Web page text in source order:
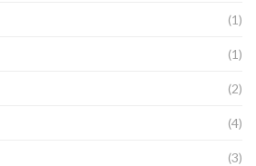
(1)
(1)
(2)
(4)
(3)